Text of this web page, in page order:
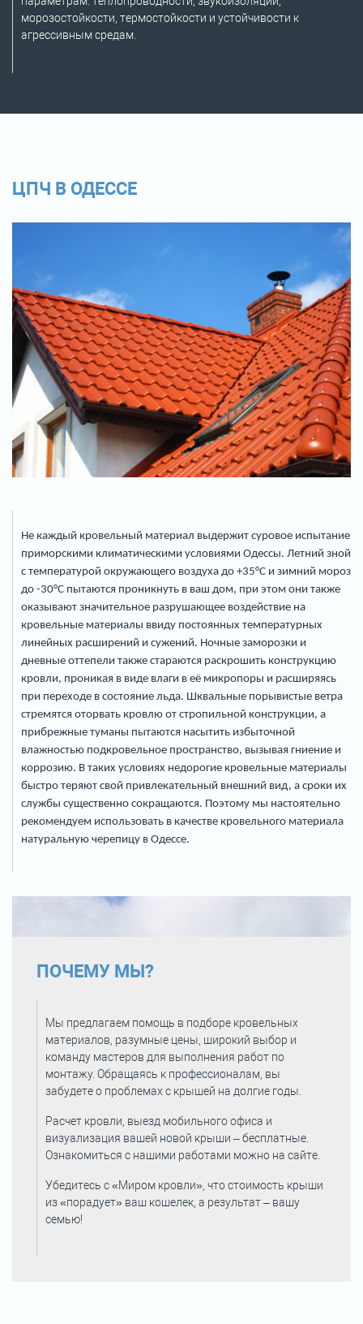
морозостойкости, термостойкости и устойчивости к
агрессивным средам.
ЦПЧ В ОДЕССЕ
Не каждый кровельный материал выдержит суровое испытание
приморскими климатическими условиями Одессы. Летний зной
с температурой окружающего воздуха до +35°С и зимний мороз
до -30°С пытаются проникнуть в ваш дом, при этом они также
оказывают значительное разрушающее воздействие на
кровельные материалы ввиду постоянных температурных
линейных расширений и сужений. Ночные заморозки и
дневные оттепели также стараются раскрошить конструкцию
кровли, проникая в виде влаги в её микропоры и расширяясь
при переходе в состояние льда. Шквальные порывистые ветра
стремятся оторвать кровлю от стропильной конструкции, а
прибрежные туманы пытаются насытить избыточной
влажностью подкровельное пространство, вызывая гниение и
коррозию. В таких условиях недорогие кровельные материалы
быстро теряют свой привлекательный внешний вид, а сроки их
службы существенно сокращаются. Поэтому мы настоятельно
рекомендуем использовать в качестве кровельного материала
натуральную черепицу в Одессе.
ПОЧЕМУ МЫ?
Мы предлагаем помощь в подборе кровельных
материалов, разумные цены, широкий выбор и
команду мастеров для выполнения работ по
монтажу. Обращаясь к профессионалам, вы
забудете о проблемах с крышей на долгие годы.
Расчет кровли, выезд мобильного офиса и
визуализация вашей новой крыши – бесплатные.
Ознакомиться с нашими работами можно на сайте.
Убедитесь с «Миром кровли», что стоимость крыши
из «порадует» ваш кошелек, а результат – вашу
семью!